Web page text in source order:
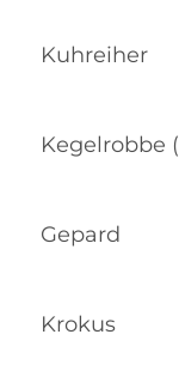
Kuhreiher
Kegelrobbe
Gepard
Krokus